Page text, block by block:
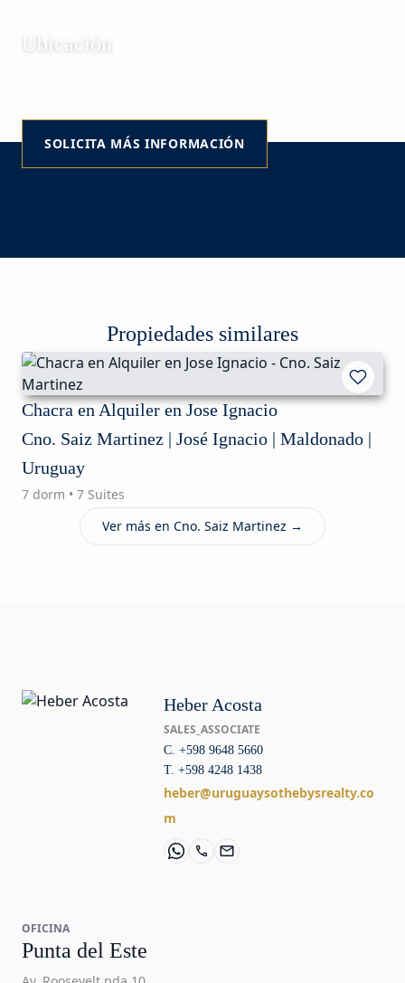
Ubicación
SOLICITA MÁS INFORMACIÓN
Propiedades similares
Chacra en Alquiler en Jose Ignacio
Cno. Saiz Martinez | José Ignacio | Maldonado |
Uruguay
7 dorm • 7 Suites
Ver más en Cno. Saiz Martinez →
Heber Acosta
SALES_ASSOCIATE
C. +598 9648 5660
T. +598 4248 1438
heber@uruguaysothebysrealty.co
m
OFICINA
Punta del Este